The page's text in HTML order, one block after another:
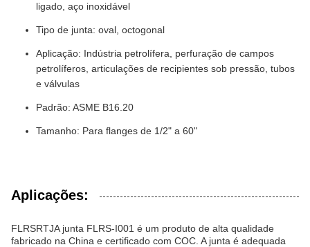
ligado, aço inoxidável
Tipo de junta: oval, octogonal
Aplicação: Indústria petrolífera, perfuração de campos
petrolíferos, articulações de recipientes sob pressão, tubos
e válvulas
Padrão: ASME B16.20
Tamanho: Para flanges de 1/2" a 60"
Aplicações:
FLRSRTJA junta FLRS-I001 é um produto de alta qualidade
fabricado na China e certificado com COC. A junta é adequada